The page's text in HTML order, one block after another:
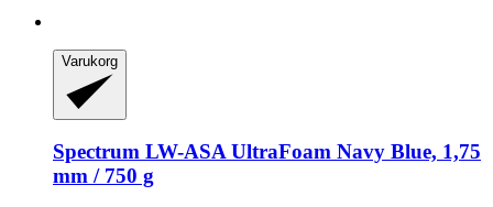
Varukorg
Spectrum LW-​ASA UltraFoam Navy Blue, 1,75
mm / 750 g